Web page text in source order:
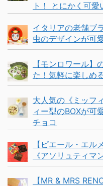
ト！ とにかく可愛
イタリアの老舗ブ
虫のデザインが可
【モンロワール
た！気軽に楽しめ
大人気の《ミッフ
ィー型のBOXが可
チョコ
【ピエール・エル
《アソリュティ
【MR & MRS